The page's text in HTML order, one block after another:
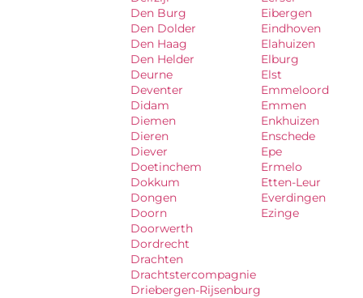
Den Burg
Den Dolder
Den Haag
Den Helder
Deurne
Deventer
Didam
Diemen
Dieren
Diever
Doetinchem
Dokkum
Dongen
Doorn
Doorwerth
Dordrecht
Drachten
Drachtstercompagnie
Driebergen-Rijsenburg
Eibergen
Eindhoven
Elahuizen
Elburg
Elst
Emmeloord
Emmen
Enkhuizen
Enschede
Epe
Ermelo
Etten-Leur
Everdingen
Ezinge